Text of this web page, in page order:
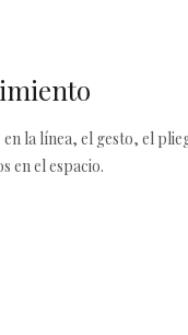
la línea, el gesto, el
en el espacio.